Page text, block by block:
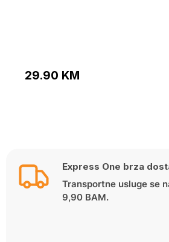
29.90 KM
Express One brza
Transportne usluge se
9,90 BAM.